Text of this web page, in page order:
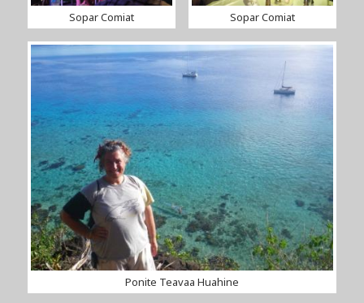
Sopar Comiat Sopar Comiat
Ponite Teavaa Huahine